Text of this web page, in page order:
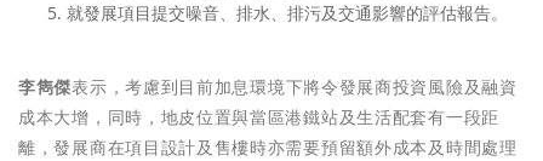
就發展項目提交噪音、排水、排污及交通影響的評估報告。
李雋傑表示，考慮到目前加息環境下將令發展商投資風險及融資
成本大增，同時，地皮位置與當區港鐵站及生活配套有一段距
離，發展商在項目設計及售樓時亦需要預留額外成本及時間處理